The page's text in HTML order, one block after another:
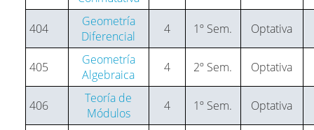
404
Geometría
Diferencial
4 1º Sem. Optativa
405
Geometría
Algebraica
4 2º Sem. Optativa
406
Teoría de
Módulos
4 1º Sem.
Optativa